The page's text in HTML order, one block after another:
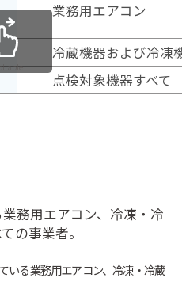
業務用エアコン
冷蔵機器および冷凍
点検対象機器すべて
務用エアコン、冷凍・冷
の事業者。
いる業務用エアコン、冷凍・冷蔵